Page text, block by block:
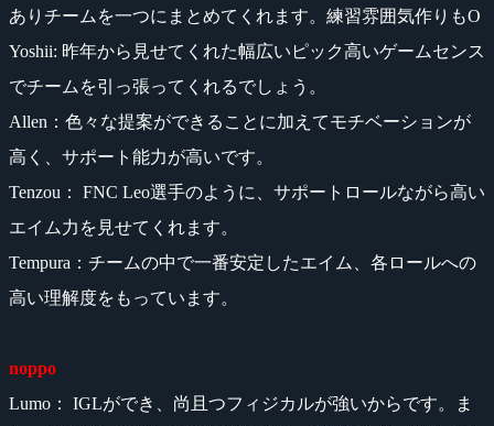
ありチームを一つにまとめてくれます。練習雰囲気作りもO
Yoshii: 昨年から見せてくれた幅広いピック高いゲームセンス
でチームを引っ張ってくれるでしょう。
Allen：色々な提案ができることに加えてモチベーションが
高く、サポート能力が高いです。
Tenzou： FNC Leo選手のように、サポートロールながら高い
エイム力を見せてくれます。
Tempura：チームの中で一番安定したエイム、各ロールへの
高い理解度をもっています。
noppo
Lumo： IGLができ、尚且つフィジカルが強いからです。ま